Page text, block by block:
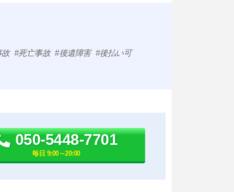
故 死亡事故 後遺障害 後払い可
050-5448-7701
毎日 9:00～20:00